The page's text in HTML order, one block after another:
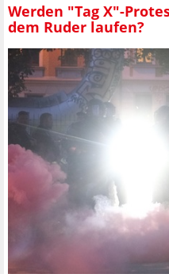
Werden "Tag X"-
dem Ruder laufen?